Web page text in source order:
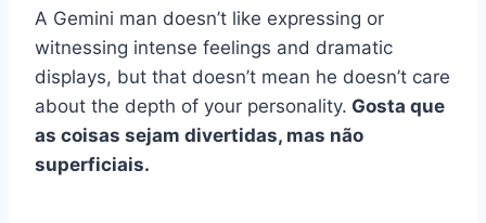
A Gemini man doesn’t like expressing or
witnessing intense feelings and dramatic
displays, but that doesn’t mean he doesn’t care
about the depth of your personality. Gosta que
as coisas sejam divertidas, mas não
superficiais.